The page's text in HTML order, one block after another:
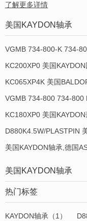
了解更多详情
美国KAYDON轴承
KC200XP0 美国
KC065XP4K 美国
KC180XP0 美国
D880K4.5W/PLASTPIN
美国KAYDON轴承,德国
美国KAYDON轴承
热门标签
KAYDON轴承（1）